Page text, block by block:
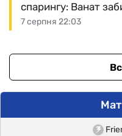
7 серпня 22:03
спарингу: Ванат